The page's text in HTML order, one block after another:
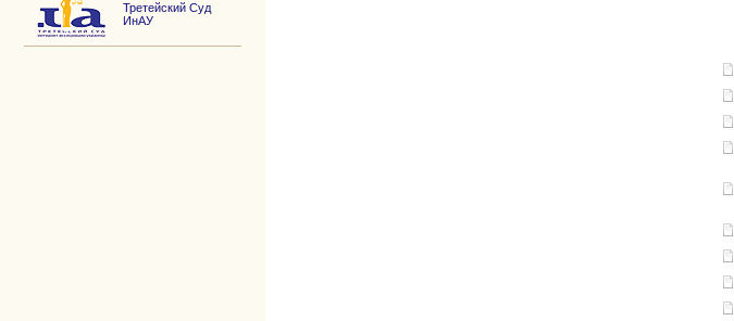
Третейский Суд
ИнАУ